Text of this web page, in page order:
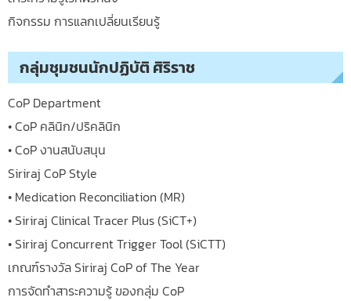
กิจกรรม การแลกเปลี่ยนเรียนรู้
กลุ่มชุมชนนักปฏิบัติ ศิริราช
CoP Department
• CoP คลินิก/ปริคลินิก
• CoP งานสนับสนุน
Siriraj CoP Style
• Medication Reconciliation (MR)
• Siriraj Clinical Tracer Plus (SiCT+)
• Siriraj Concurrent Trigger Tool (SiCTT)
เกณฑ์รางวัล Siriraj CoP of The Year
การจัดทำสาระความรู้ ของกลุ่ม CoP